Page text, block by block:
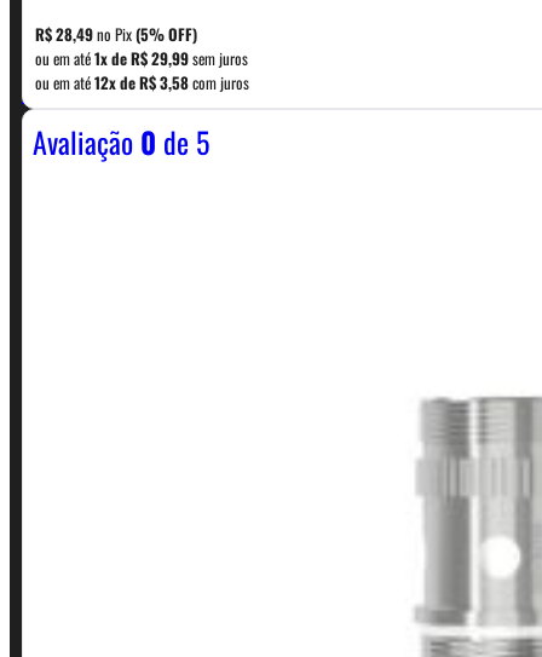
R$28,49no Pix(5% OFF)
ou em até1x deR$29,99sem juros
ou em até12x deR$3,58com juros
Avaliação0 de 5
WhatsApp: (11) 5229-0120